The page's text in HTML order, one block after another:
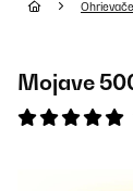
Ohrievače
Mojave